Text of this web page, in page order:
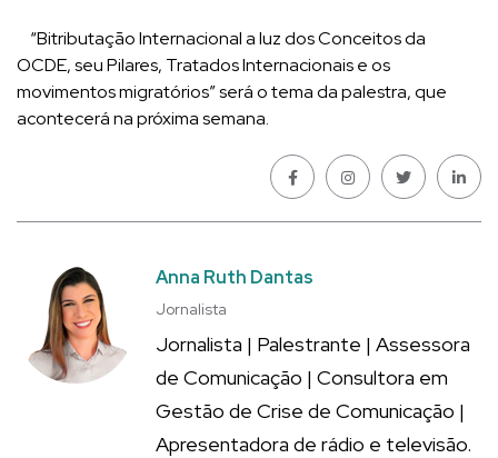
“Bitributação Internacional a luz dos Conceitos da
OCDE, seu Pilares, Tratados Internacionais e os
movimentos migratórios” será o tema da palestra, que
acontecerá na próxima semana.
Anna Ruth Dantas
Jornalista
Jornalista | Palestrante | Assessora
de Comunicação | Consultora em
Gestão de Crise de Comunicação |
Apresentadora de rádio e televisão.